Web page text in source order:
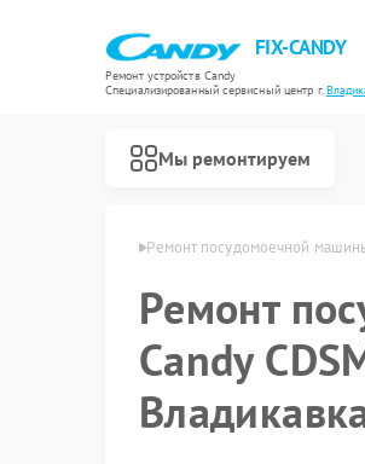
FIX-CANDY
Ремонт устройств Candy
Специализированный cервисный центр г.
Мы ремонтируем
в Владикавказе Ремонт посудомоечной
Ремонт
Candy